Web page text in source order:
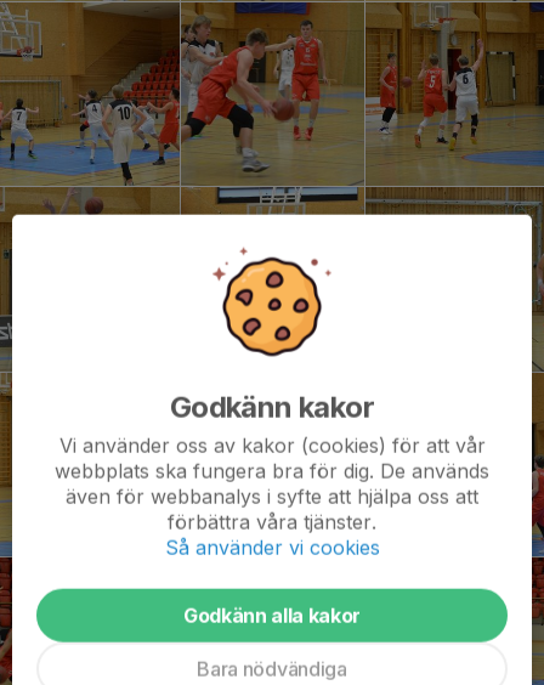
Godkänn kakor
Vi använder oss av kakor (cookies) för att vår
webbplats ska fungera bra för dig. De används
även för webbanalys i syfte att hjälpa oss att
förbättra våra tjänster.
Så använder vi cookies
Godkänn alla kakor
Bara nödvändiga